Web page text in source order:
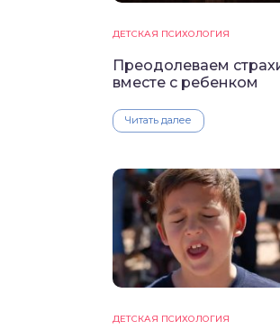
ДЕТСКАЯ ПСИХОЛОГИЯ
Преодолеваем
вместе с ребенком
Читать далее
ДЕТСКАЯ ПСИХОЛОГИЯ